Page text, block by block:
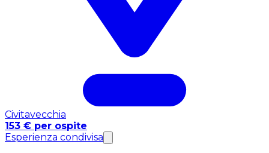
Civitavecchia
153 € per ospite
Esperienza condivisa